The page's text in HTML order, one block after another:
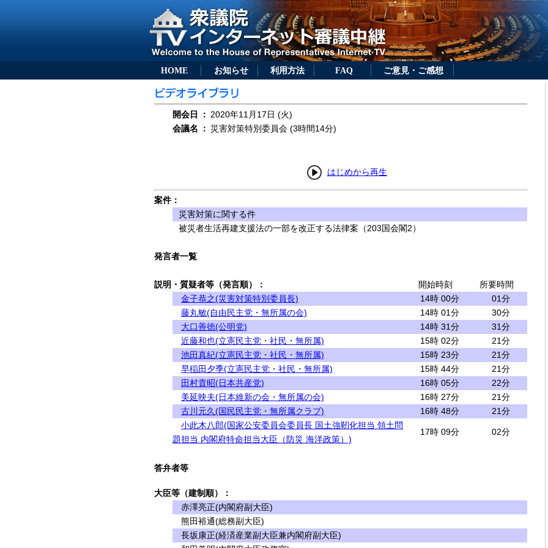
HOME お知らせ 利用方法 FAQ ご意見・ご感想
開会日 ： 2020年11月17日 (火)
会議名
： 災害対策特別委員会 (3時間14分)
はじめから再生
案件：
災害対策に関する件
被災者生活再建支援法の一部を改正する法律案（203国会閣2）
発言者一覧
説明・質疑者等（発言順）： 開始時刻
所要時間
金子恭之(災害対策特別委員長)
14時 00分
01分
藤丸敏(自由民主党・無所属の会)
14時 01分
30分
大口善徳(公明党)
14時 31分
31分
近藤和也(立憲民主党・社民・無所属)
15時 02分
21分
池田真紀(立憲民主党・社民・無所属)
15時 23分
21分
早稲田夕季(立憲民主党・社民・無所属)
15時 44分
21分
田村貴昭(日本共産党)
16時 05分
22分
美延映夫(日本維新の会・無所属の会)
16時 27分
21分
古川元久(国民民主党・無所属クラブ)
16時 48分
21分
小此木八郎(国家公安委員会委員長 国土強靭化担当 領土問
題担当 内閣府特命担当大臣（防災 海洋政策）)
17時 09分 02分
答弁者等
大臣等（建制順）：
赤澤亮正(内閣府副大臣)
熊田裕通(総務副大臣)
長坂康正(経済産業副大臣兼内閣府副大臣)